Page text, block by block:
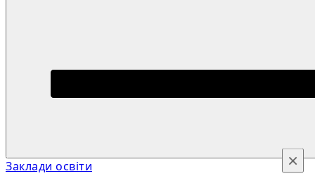
Заклади освіти
×